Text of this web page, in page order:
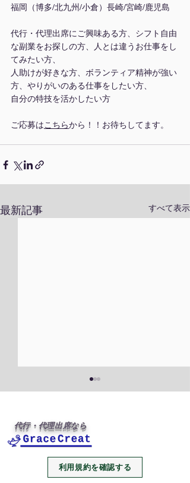
福岡（博多/北九州/小倉）長崎/宮崎/鹿児島
代行・代理出席にご興味ある方、シフト自由
な副業をお探しの方、人とは違うお仕事をし
てみたい方、
人助けが好きな方、ボランティア精神が強い
方、やりがいのある仕事をしたい方、
自分の特技を活かしたい方
ご応募はこちらから！！お待ちしてます。
最新記事 すべて表示
2026年、今年も代行・代
代行・代理出席なら
利用規約を確認する